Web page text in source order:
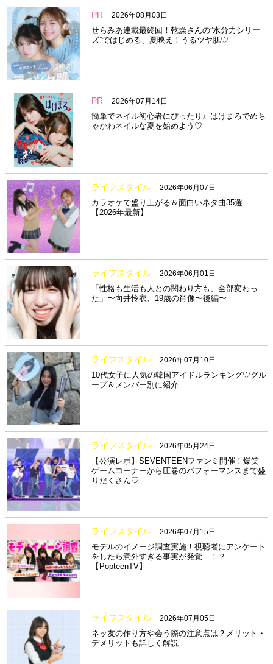
PR 2026年08月03日
せらみあ連載最終回！乾燥さんの”水分力シリー
ズ”ではじめる、夏映え！うるツヤ肌♡
PR 2026年07月14日
簡単でネイル初心者にぴったり♩はけまろでめち
ゃかわネイルな夏を始めよう♡
ライフスタイル 2026年06月07日
カラオケで盛り上がる＆面白いネタ曲35選
【2026年最新】
ライフスタイル 2026年06月01日
「性格も生活も人との関わり方も、全部変わっ
た」〜向井怜衣、19歳の肖像〜後編〜
ライフスタイル 2026年07月10日
10代女子に人気の韓国アイドルランキング♡グル
ープ＆メンバー別に紹介
ライフスタイル 2026年05月24日
【公演レポ】SEVENTEENファンミ開催！爆笑
ゲームコーナーから圧巻のパフォーマンスまで盛
りだくさん♡
ライフスタイル 2026年07月15日
モデルのイメージ調査実施！視聴者にアンケート
をしたら意外すぎる事実が発覚…！？
【PopteenTV】
ライフスタイル 2026年07月05日
ネッ友の作り方や会う際の注意点は？メリット・
デメリットも詳しく解説